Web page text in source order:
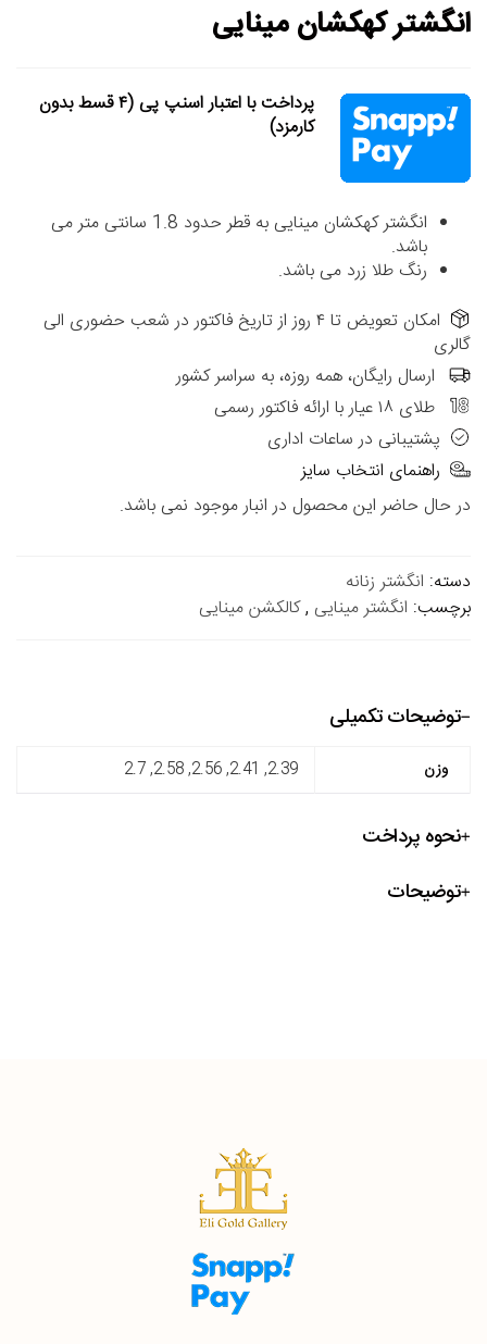
انگشتر کهکشان مینایی
پرداخت با اعتبار اسنپ پی (۴ قسط بدون
کارمزد)
انگشتر کهکشان مینایی به قطر حدود 1.8 سانتی متر می
باشد.
رنگ طلا زرد می باشد.
امکان تعویض تا ۴ روز از تاریخ فاکتور در شعب حضوری الی
گالری
ارسال رایگان، همه روزه، به سراسر کشور
طلای ۱۸ عیار با ارائه فاکتور رسمی
پشتیبانی در ساعات اداری
راهنمای انتخاب سایز
در حال حاضر این محصول در انبار موجود نمی باشد.
دسته: انگشتر زنانه
برچسب: انگشتر مینایی ,کالکشن مینایی
توضیحات تکمیلی
وزن 2.39, 2.41, 2.56, 2.58, 2.7
نحوه پرداخت
توضیحات